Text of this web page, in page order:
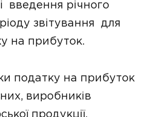
введення річного
звітування для
на прибуток.
податку на прибуток
виробників
продукції,